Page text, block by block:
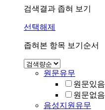
검색결과 좁혀 보기
선택해제
좁혀본 항목 보기순서
원문유무
원문있음
원문없음
음성지원유무